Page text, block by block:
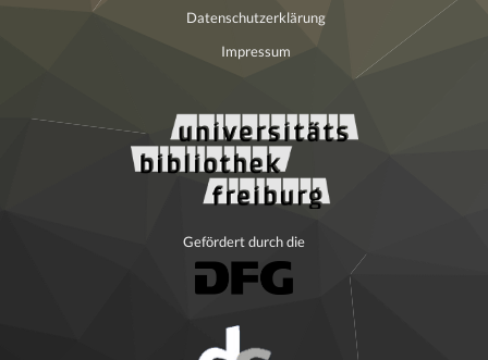
Datenschutzerklärung
Impressum
Gefördert durch die